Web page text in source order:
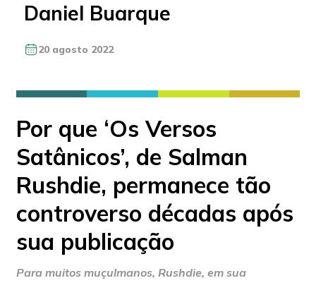
Daniel Buarque
20 agosto 2022
Por que ‘Os Versos
Satânicos’, de Salman
Rushdie, permanece tão
controverso décadas após
sua publicação
Para muitos muçulmanos, Rushdie, em sua